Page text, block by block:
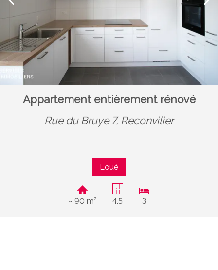
Appartement entièrement rénové
Rue du Bruye 7, Reconvilier
Loué
~ 90 m² 4.5 3